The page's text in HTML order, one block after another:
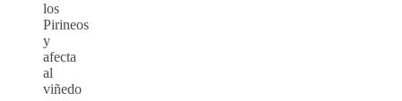
los
Pirineos
y
afecta
al
viñedo